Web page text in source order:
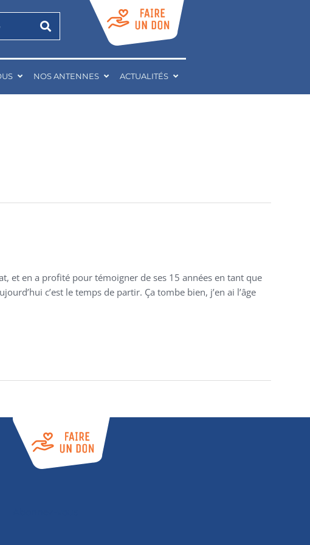
NOS ANTENNES ACTUALITÉS
et en a profité pour témoigner de ses 15 années en tant que
c’est le temps de partir. Ça tombe bien, j’en ai l’âge